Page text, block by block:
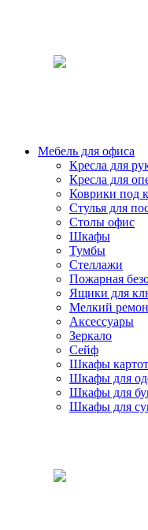
Мебель для офиса
Кресла для
Кресла для
Коврики под
Стулья для
Столы офис
Шкафы
Тумбы
Стеллажи
Пожарная
Ящики для
Мелкий
Аксессуары
Зеркало
Сейф
Шкафы
Шкафы для
Шкафы для
Шкафы для